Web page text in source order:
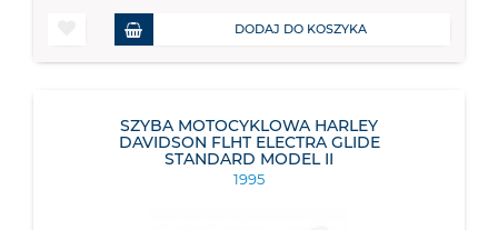
DODAJ DO KOSZYKA
SZYBA MOTOCYKLOWA HARLEY
DAVIDSON FLHT ELECTRA GLIDE
STANDARD MODEL II
1995